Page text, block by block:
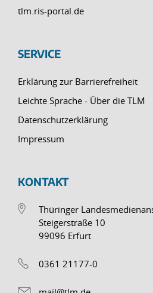
tlm.ris-portal.de
SERVICE
Erklärung zur Barrierefreiheit
Leichte Sprache - Über die TLM
Datenschutzerklärung
Impressum
KONTAKT
Thüringer
Steigerstraße 10
99096 Erfurt
0361 21177-0